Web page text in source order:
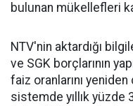
bulunan mükellefleri
NTV'nin aktardığı
ve SGK borçlarının
faiz oranlarını
sistemde yıllık yüzde